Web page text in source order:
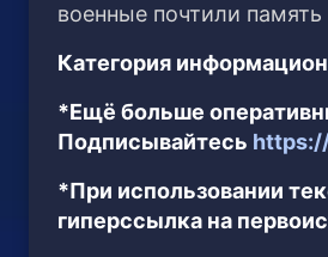
военные почтили
Категория
*Ещё больше
Подписывайтесь
*При использовании
гиперссылка на